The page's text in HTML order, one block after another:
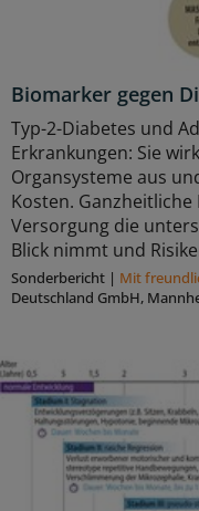
Biomarker gegen
Typ-2-Diabetes und
Erkrankungen: Sie
Organsysteme aus
Kosten.
Versorgung die
Blick nimmt und
Sonderbericht | Mit
Deutschland GmbH,